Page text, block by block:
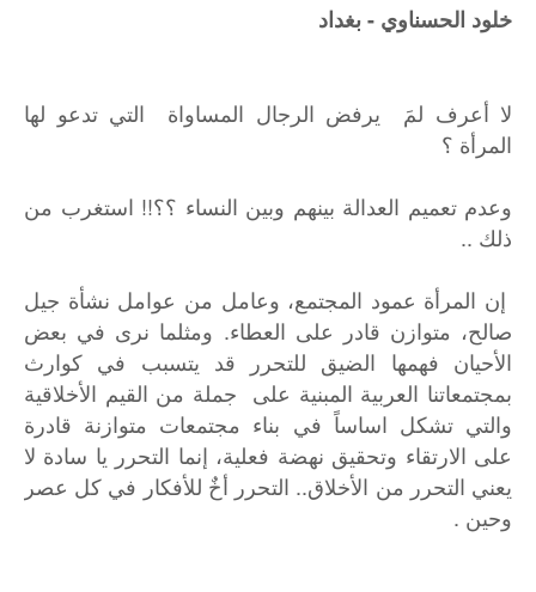
خلود الحسناوي - بغداد
لا أعرف لمَ يرفض الرجال المساواة التي تدعو لها
المرأة ؟
وعدم تعميم العدالة بينهم وبين النساء ؟؟!! استغرب من
ذلك ..
إن المرأة عمود المجتمع، وعامل من عوامل نشأة جيل
صالح، متوازن قادر على العطاء. ومثلما نرى في بعض
الأحيان فهمها الضيق للتحرر قد يتسبب في كوارث
بمجتمعاتنا العربية المبنية على جملة من القيم الأخلاقية
والتي تشكل اساساً في بناء مجتمعات متوازنة قادرة
على الارتقاء وتحقيق نهضة فعلية، إنما التحرر يا سادة لا
يعني التحرر من الأخلاق.. التحرر أخٌ للأفكار في كل عصر
وحين .